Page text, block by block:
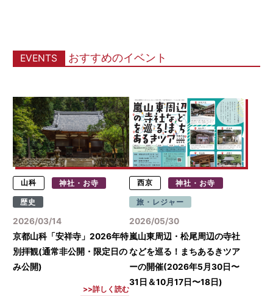
EVENTS おすすめのイベント
山科 神社・お寺
歴史
2026/03/14
京都山科「安祥寺」2026年特
別拝観(通常非公開・限定日の
み公開)
詳しく読む
西京 神社・お寺
旅・レジャー
2026/05/30
嵐山東周辺・松尾周辺の寺社
などを巡る！まちあるきツア
ーの開催(2026年5月30日〜
31日＆10月17日〜18日)